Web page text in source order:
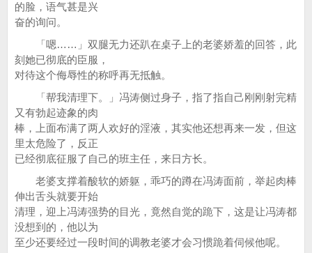
的脸，语气甚是兴
奋的询问。
「嗯……」双腿无力还趴在桌子上的老婆娇羞的回答，此
刻她已彻底的臣服，
对待这个侮辱性的称呼再无抵触。
「帮我清理下。」冯涛侧过身子，指了指自己刚刚射完精
又有勃起迹象的肉
棒，上面布满了两人欢好的淫液，其实他还想再来一发，但这
里太危险了，反正
已经彻底征服了自己的班主任，来日方长。
老婆支撑着酸软的娇躯，乖巧的蹲在冯涛面前，举起肉棒
伸出舌头就要开始
清理，迎上冯涛强势的目光，竟然自觉的跪下，这是让冯涛都
没想到的，他以为
至少还要经过一段时间的调教老婆才会习惯跪着伺候他呢。